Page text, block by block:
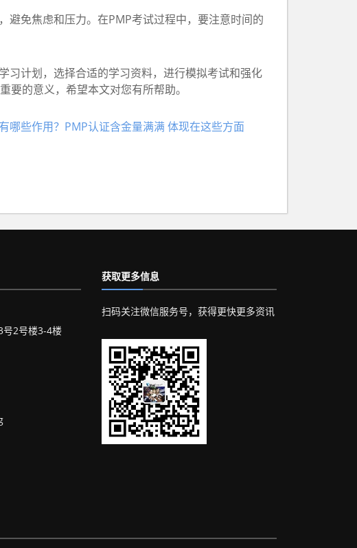
免焦虑和压力。在PMP考试过程中，要注意时间的
计划，选择合适的学习资料，进行模拟考试和强化
的意义，希望本文对您有所帮助。
哪些作用？PMP认证含金量满满 体现在这些方面
号2号楼3-4楼
获取更多信息
扫码关注微信服务号，获得更快更多资讯